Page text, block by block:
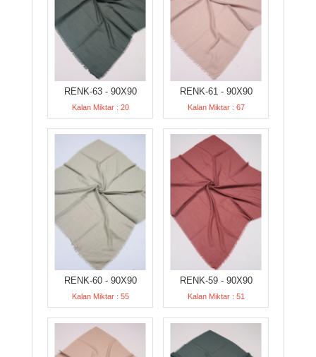
RENK-63 - 90X90
Kalan Miktar : 20
RENK-61 - 90X90
Kalan Miktar : 67
RENK-60 - 90X90
Kalan Miktar : 55
RENK-59 - 90X90
Kalan Miktar : 51